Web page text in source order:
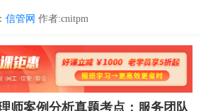
信管网 作者:cnitpm
师案例分析真题考点：服务团队